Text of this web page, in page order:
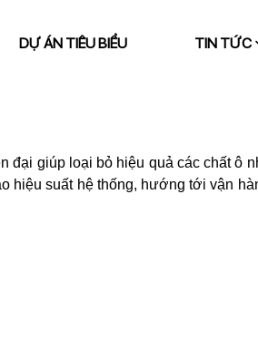
DỰ ÁN TIÊU BIỂU TIN TỨC
đại giúp loại bỏ hiệu quả các chất ô
hiệu suất hệ thống, hướng tới vận